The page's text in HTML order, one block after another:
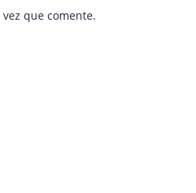
que comente.